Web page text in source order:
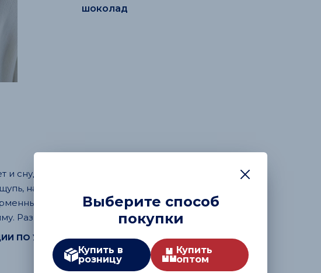
шоколад
снуд из букле с пайеткой. Очень мягкий,
на флисовом подкладе. Модель
логотипом Mike Ambaroff из страз.
Размер универсальный..
ПО УХОДУ
Выберите способ
покупки
Купить в
розницу
Купить
оптом